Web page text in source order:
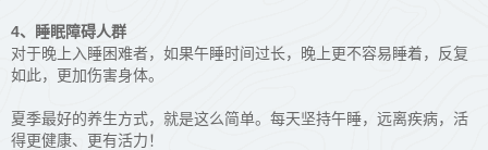
4、睡眠障碍人群
对于晚上入睡困难者，如果午睡时间过长，晚上更不容易睡着，反复
如此，更加伤害身体。
夏季最好的养生方式，就是这么简单。每天坚持午睡，远离疾病，活
得更健康、更有活力！